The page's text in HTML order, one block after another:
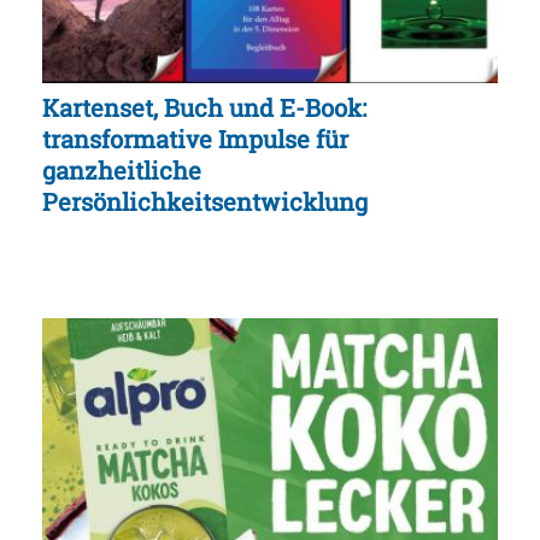
Kartenset, Buch und E-Book:
transformative Impulse für
ganzheitliche
Persönlichkeitsentwicklung